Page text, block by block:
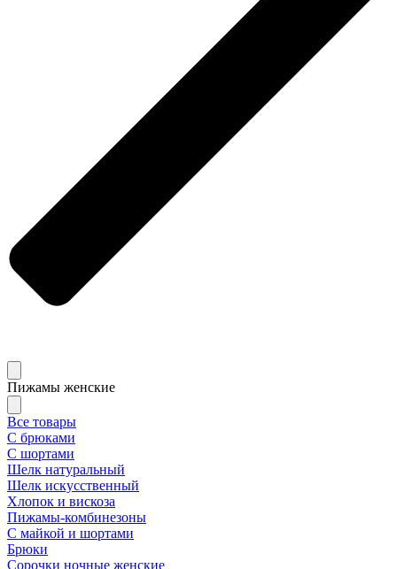
Пижамы женские
Все товары
С брюками
С шортами
Шелк натуральный
Шелк искусственный
Хлопок и вискоза
Пижамы-комбинезоны
С майкой и шортами
Брюки
Сорочки ночные женские